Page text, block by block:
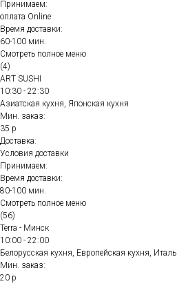
Принимаем:
оплата Online
Время доставки:
60-100 мин.
Смотреть полное меню
(4)
ART SUSHI
10:30 - 22:30
Азиатская кухня, Японская кухня
Мин. заказ:
35 р
Доставка:
Условия доставки
Принимаем:
Время доставки:
80-100 мин.
Смотреть полное меню
(56)
Terra - Минск
10:00 - 22:00
Белорусская кухня, Европейская кухня,
Мин. заказ:
20 р